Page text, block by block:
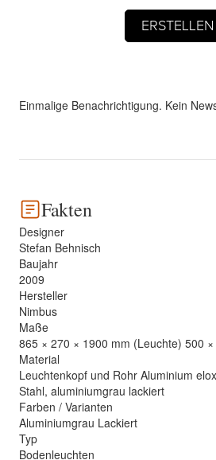
Einmalige Benachrichtigung. Kein
Fakten
Designer
Stefan Behnisch
Baujahr
2009
Hersteller
Nimbus
Maße
865 × 270 × 1900 mm (Leuchte) 500
Material
Leuchtenkopf und Rohr Aluminium
Stahl, aluminiumgrau lackiert
Farben / Varianten
Aluminiumgrau Lackiert
Typ
Bodenleuchten